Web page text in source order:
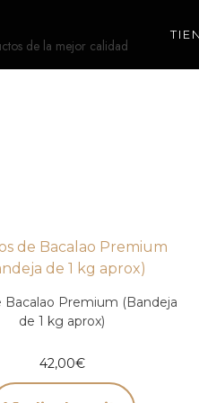
de la mejor calidad
Bacalao Premium (Bandeja
de 1 kg aprox)
42,00€